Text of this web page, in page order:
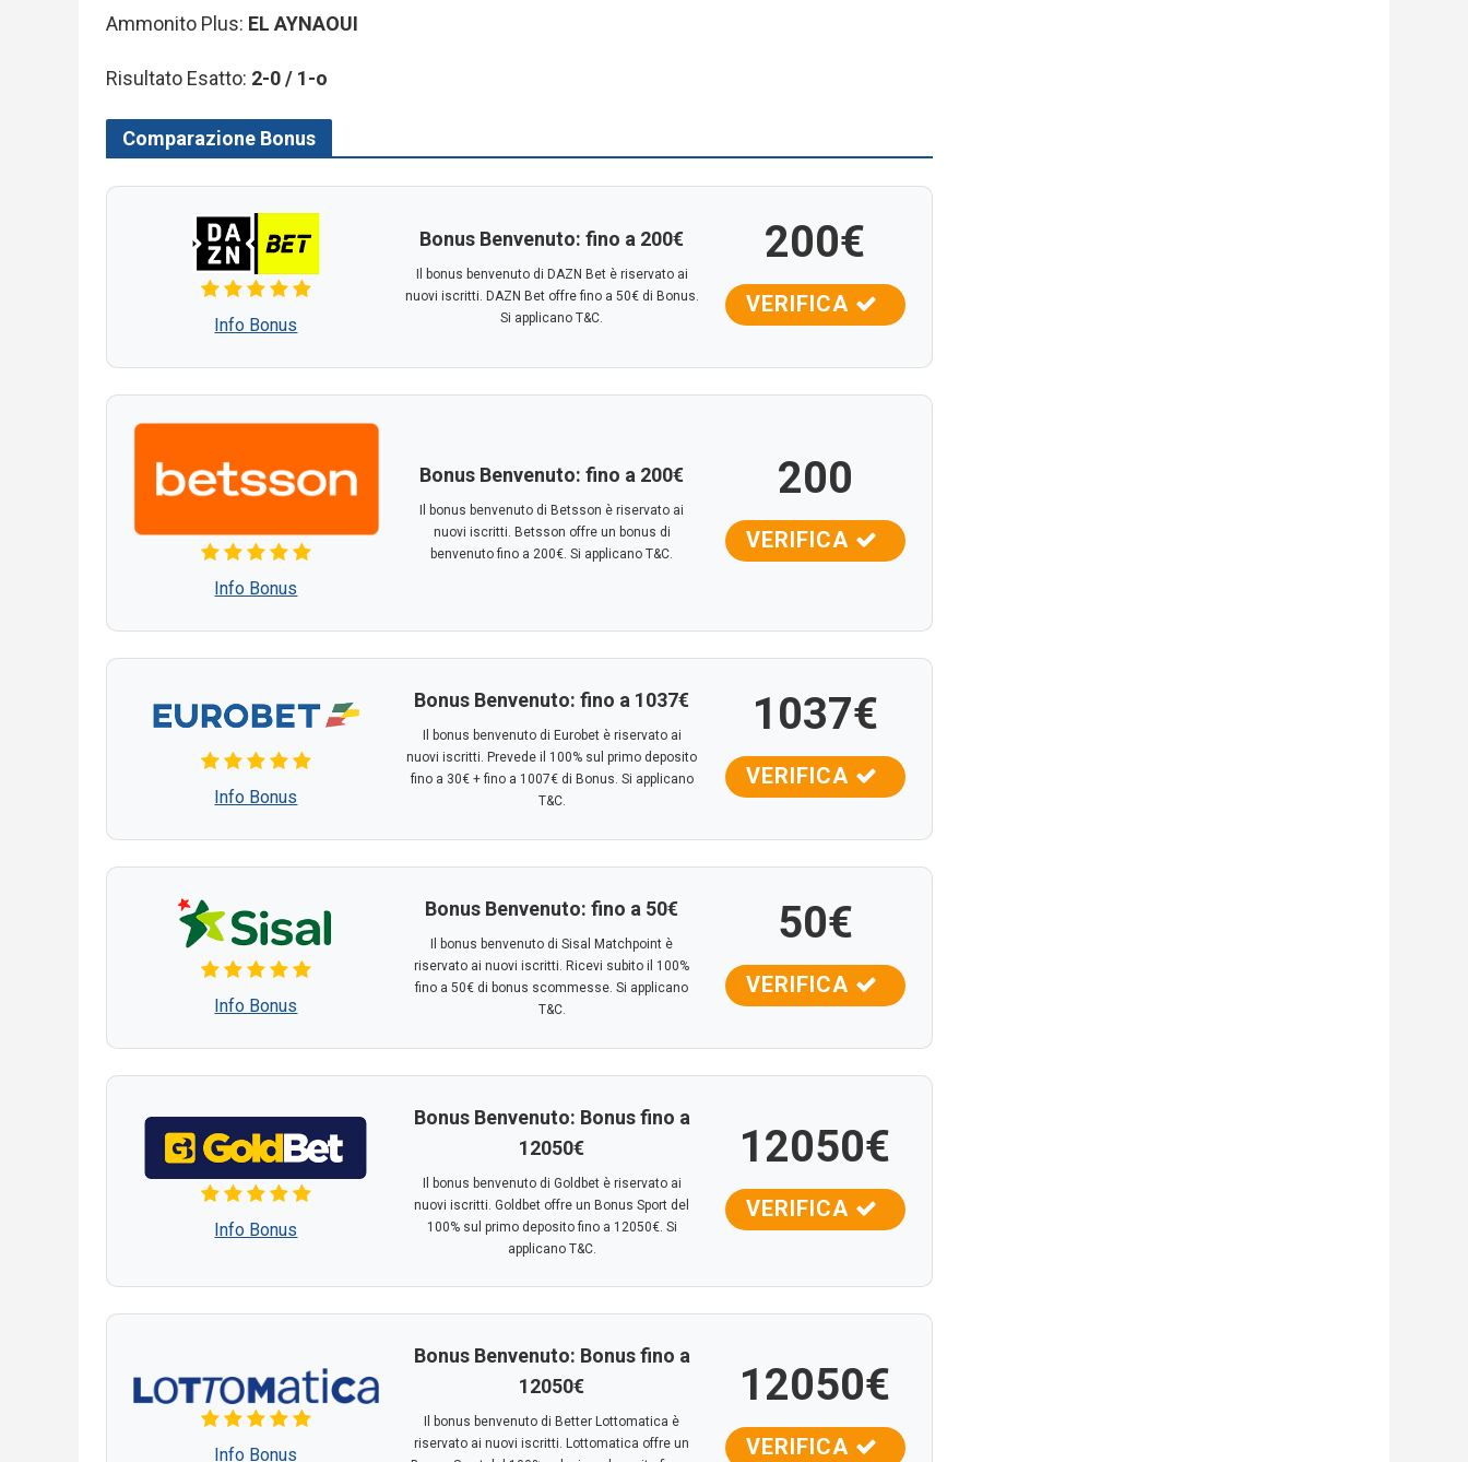
Ammonito Plus: EL AYNAOUI
Risultato Esatto: 2-0 / 1-o
Comparazione Bonus
Info Bonus
Bonus Benvenuto: fino a 200€
Il bonus benvenuto di DAZN Bet è riservato ai
nuovi iscritti. DAZN Bet offre fino a 50€ di Bonus.
Si applicano T&C.
200€
VERIFICA
Info Bonus
Bonus Benvenuto: fino a 200€
Il bonus benvenuto di Betsson è riservato ai
nuovi iscritti. Betsson offre un bonus di
benvenuto fino a 200€. Si applicano T&C.
200
VERIFICA
Info Bonus
Bonus Benvenuto: fino a 1037€
Il bonus benvenuto di Eurobet è riservato ai
nuovi iscritti. Prevede il 100% sul primo deposito
fino a 30€ + fino a 1007€ di Bonus. Si applicano
T&C.
1037€
VERIFICA
Info Bonus
Bonus Benvenuto: fino a 50€
Il bonus benvenuto di Sisal Matchpoint è
riservato ai nuovi iscritti. Ricevi subito il 100%
fino a 50€ di bonus scommesse. Si applicano
T&C.
50€
VERIFICA
Info Bonus
Bonus Benvenuto: Bonus fino a
12050€
Il bonus benvenuto di Goldbet è riservato ai
nuovi iscritti. Goldbet offre un Bonus Sport del
100% sul primo deposito fino a 12050€. Si
applicano T&C.
12050€
VERIFICA
Info Bonus
Bonus Benvenuto: Bonus fino a
12050€
Il bonus benvenuto di Better Lottomatica è
riservato ai nuovi iscritti. Lottomatica offre un
12050€
VERIFICA